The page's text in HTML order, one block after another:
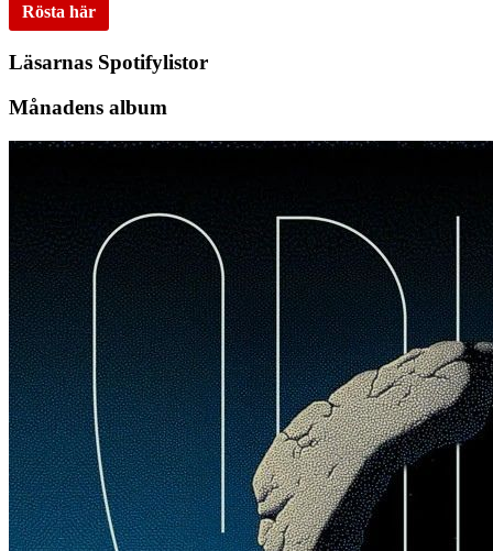
Rösta här
Läsarnas Spotifylistor
Månadens album